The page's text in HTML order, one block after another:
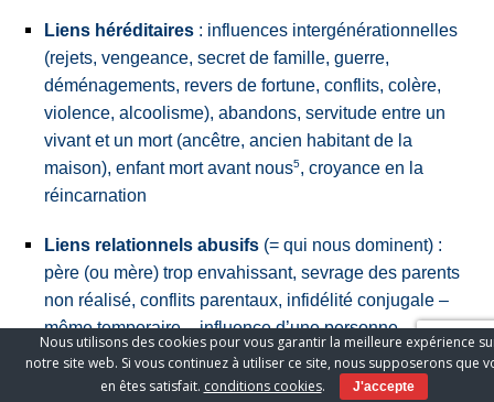
Liens héréditaires : influences intergénérationnelles
(rejets, vengeance, secret de famille, guerre,
déménagements, revers de fortune, conflits, colère,
violence, alcoolisme), abandons, servitude entre un
vivant et un mort (ancêtre, ancien habitant de la
maison), enfant mort avant nous5, croyance en la
réincarnation
Liens relationnels abusifs (= qui nous dominent) :
père (ou mère) trop envahissant, sevrage des parents
non réalisé, conflits parentaux, infidélité conjugale –
même temporaire -, influence d’une personne,
dépendance d’un manipulateur 6
, prédiction d’une
voyante, parole de malédiction, servitude / quelqu’un,
Nous utilisons des cookies pour vous garantir la meilleure expérience
notre site web. Si vous continuez à utiliser ce site, nous supposerons que
en êtes satisfait. conditions cookies. J'accepte